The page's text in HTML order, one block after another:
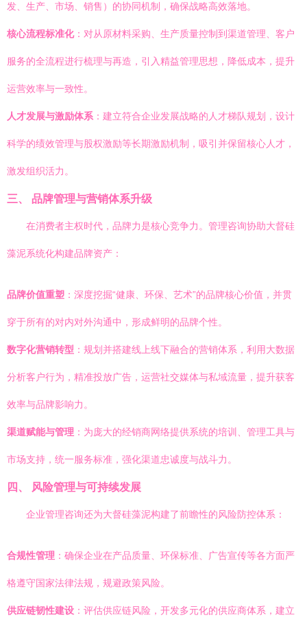
发、生产、市场、销售）的协同机制，确保战略高效落地。
核心流程标准化：对从原材料采购、生产质量控制到渠道管理、客户
服务的全流程进行梳理与再造，引入精益管理思想，降低成本，提升
运营效率与一致性。
人才发展与激励体系 ：建立符合企业发展战略的人才梯队规划，设计
科学的绩效管理与股权激励等长期激励机制，吸引并保留核心人才，
激发组织活力。
三、 品牌管理与营销体系升级
在消费者主权时代，品牌力是核心竞争力。管理咨询协助大督硅
藻泥系统化构建品牌资产：
品牌价值重塑 ：深度挖掘“健康、环保、艺术”的品牌核心价值，并贯
穿于所有的对内对外沟通中，形成鲜明的品牌个性。
数字化营销转型 ：规划并搭建线上线下融合的营销体系，利用大数据
分析客户行为，精准投放广告，运营社交媒体与私域流量，提升获客
效率与品牌影响力。
渠道赋能与管理 ：为庞大的经销商网络提供系统的培训、管理工具与
市场支持，统一服务标准，强化渠道忠诚度与战斗力。
四、 风险管理与可持续发展
企业管理咨询还为大督硅藻泥构建了前瞻性的风险防控体系：
合规性管理 ：确保企业在产品质量、环保标准、广告宣传等各方面严
格遵守国家法律法规，规避政策风险。
供应链韧性建设 ：评估供应链风险，开发多元化的供应商体系，建立